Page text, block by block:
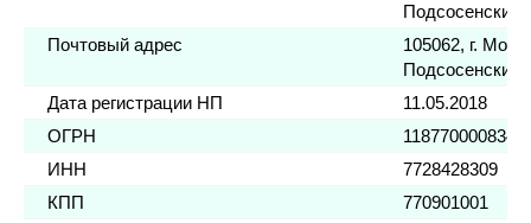
Подсосенский,
Почтовый адрес
105062, г.
Подсосенский,
Дата регистрации НП
11.05.2018
ОГРН
1187700008341
ИНН
7728428309
КПП
770901001